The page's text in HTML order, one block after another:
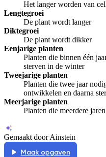
Het langer worden van
Lengtegroei
De plant wordt langer
Diktegroei
De plant wordt dikker
Eenjarige planten
Planten die binnen één
sterven in de winter
Tweejarige planten
Planten die twee jaar
ontwikkelen en daarna
Meerjarige planten
Planten die meerdere
Gemaakt door Ainstein
Maak opgaven